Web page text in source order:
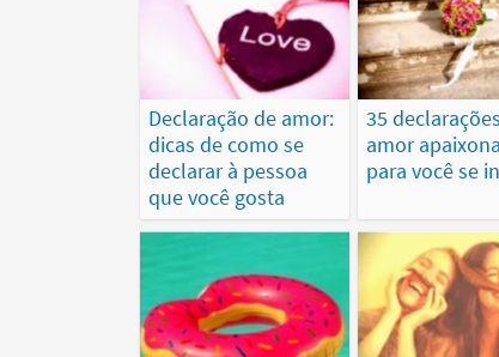
Declaração de amor:
dicas de como se
declarar à pessoa
que você gosta
35
amor
para você se